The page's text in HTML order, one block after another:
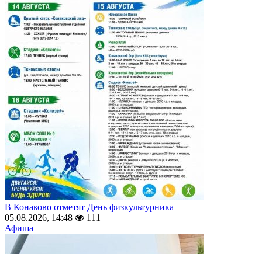
В Конаково отметят День физкультурника
05.08.2026, 14:48
111
Афиша